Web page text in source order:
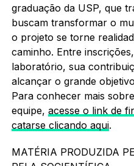
graduação da USP, que
buscam transformar o
o projeto se torne
caminho. Entre
laboratório, sua
alcançar o grande
Para conhecer mais
equipe, acesse o link de
catarse clicando aqui.
MATÉRIA PRODUZIDA